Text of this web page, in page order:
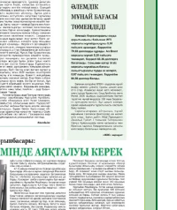
25
26
полиция
астам
қамтамасыз етті
38
ҰРПАҚ –